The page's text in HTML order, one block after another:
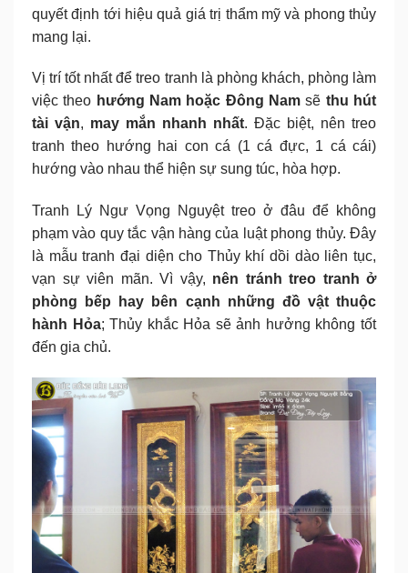
quyết định tới hiệu quả giá trị thẩm mỹ và phong thủy
mang lại.
Vị trí tốt nhất để treo tranh là phòng khách, phòng làm
việc theo hướng Nam hoặc Đông Nam sẽ thu hút
tài vận, may mắn nhanh nhất. Đặc biệt, nên treo
tranh theo hướng hai con cá (1 cá đực, 1 cá cái)
hướng vào nhau thể hiện sự sung túc, hòa hợp.
Tranh Lý Ngư Vọng Nguyệt treo ở đâu để không
phạm vào quy tắc vận hàng của luật phong thủy. Đây
là mẫu tranh đại diện cho Thủy khí dồi dào liên tục,
vạn sự viên mãn. Vì vậy, nên tránh treo tranh ở
phòng bếp hay bên cạnh những đồ vật thuộc
hành Hỏa; Thủy khắc Hỏa sẽ ảnh hưởng không tốt
đến gia chủ.